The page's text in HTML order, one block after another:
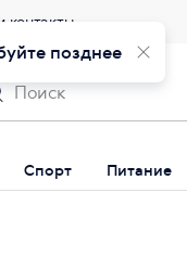
контакты
Спорт Питание
позднее